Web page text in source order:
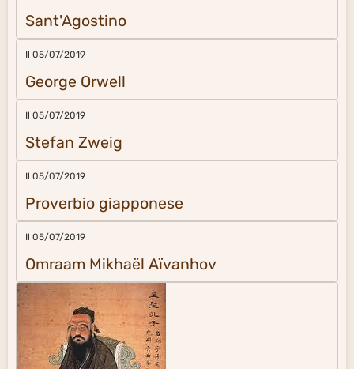
Sant'Agostino
Il 05/07/2019
George Orwell
Il 05/07/2019
Stefan Zweig
Il 05/07/2019
Proverbio giapponese
Il 05/07/2019
Omraam Mikhaël Aïvanhov